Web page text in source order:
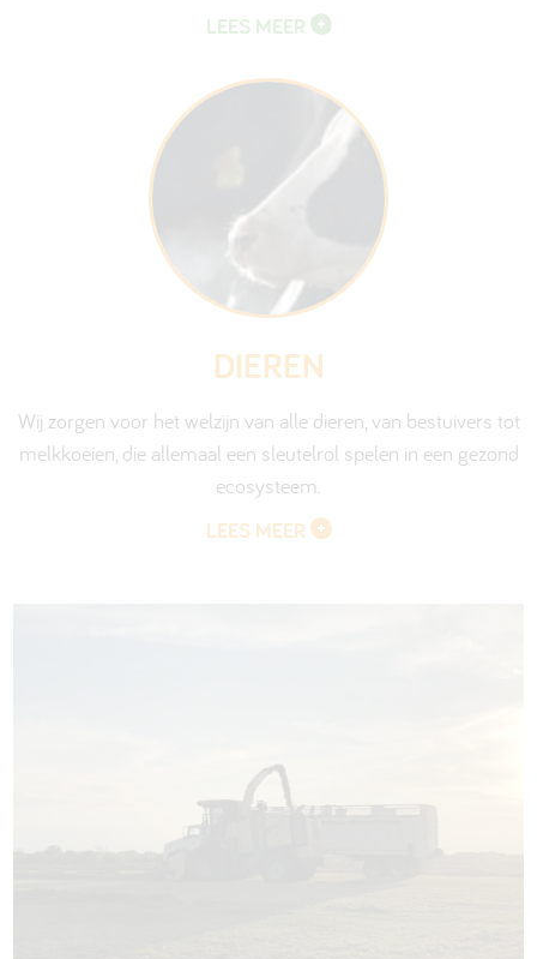
LEES MEER
DIEREN
Wij zorgen voor het welzijn van alle dieren, van bestuivers tot
melkkoeien, die allemaal een sleutelrol spelen in een gezond
ecosysteem.
LEES MEER